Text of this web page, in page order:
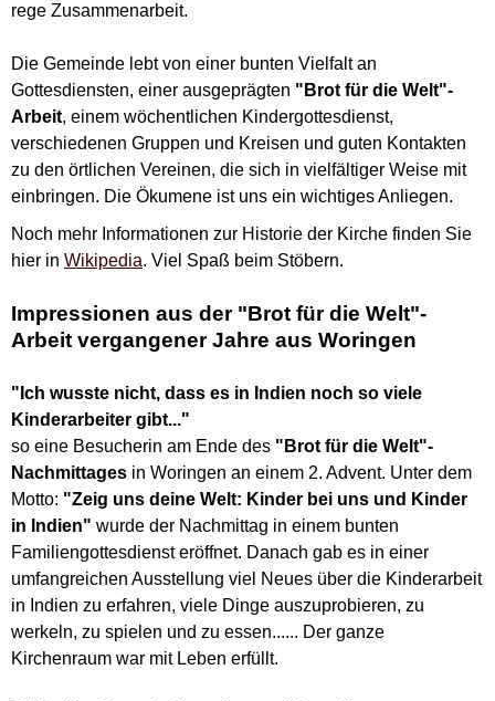
rege Zusammenarbeit.
Die Gemeinde lebt von einer bunten Vielfalt an
Gottesdiensten, einer ausgeprägten "Brot für die Welt"-
Arbeit, einem wöchentlichen Kindergottesdienst,
verschiedenen Gruppen und Kreisen und guten Kontakten
zu den örtlichen Vereinen, die sich in vielfältiger Weise mit
einbringen. Die Ökumene ist uns ein wichtiges Anliegen.
Noch mehr Informationen zur Historie der Kirche finden Sie
hier in Wikipedia. Viel Spaß beim Stöbern.
Impressionen aus der "Brot für die Welt"-
Arbeit vergangener Jahre aus Woringen
"Ich wusste nicht, dass es in Indien noch so viele
Kinderarbeiter gibt..."
so eine Besucherin am Ende des "Brot für die Welt"-
Nachmittages in Woringen an einem 2. Advent. Unter dem
Motto: "Zeig uns deine Welt: Kinder bei uns und Kinder
in Indien" wurde der Nachmittag in einem bunten
Familiengottesdienst eröffnet. Danach gab es in einer
umfangreichen Ausstellung viel Neues über die Kinderarbeit
in Indien zu erfahren, viele Dinge auszuprobieren, zu
werkeln, zu spielen und zu essen...... Der ganze
Kirchenraum war mit Leben erfüllt.